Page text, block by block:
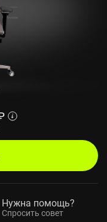
Нужна помощь?
Спросить совет